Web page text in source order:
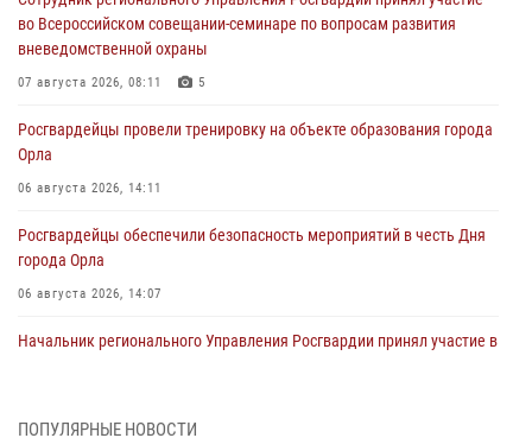
во Всероссийском совещании-семинаре по вопросам развития
вневедомственной охраны
07 августа 2026, 08:11 5
Росгвардейцы провели тренировку на объекте образования города
Орла
06 августа 2026, 14:11
Росгвардейцы обеспечили безопасность мероприятий в честь Дня
города Орла
06 августа 2026, 14:07
Начальник регионального Управления Росгвардии принял участие в
ПОПУЛЯРНЫЕ НОВОСТИ